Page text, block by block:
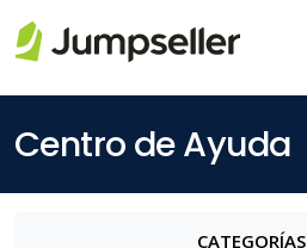
Centro de Ayuda
CATEGORÍAS